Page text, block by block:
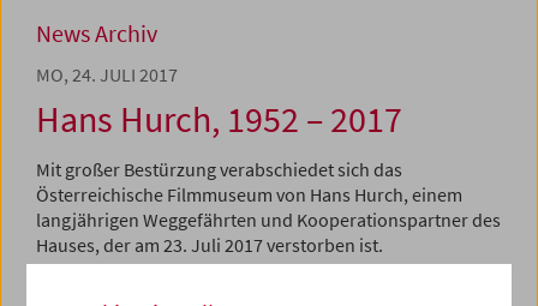
News Archiv
MO, 24. JULI 2017
Hans Hurch, 1952 – 2017
Mit großer Bestürzung verabschiedet sich das
Österreichische Filmmuseum von Hans Hurch, einem
langjährigen Weggefährten und Kooperationspartner des
Hauses, der am 23. Juli 2017 verstorben ist.